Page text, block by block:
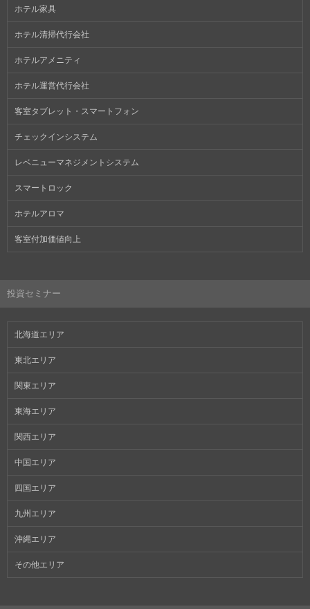
ホテル家具
ホテル清掃代行会社
ホテルアメニティ
ホテル運営代行会社
客室タブレット・スマートフォン
チェックインシステム
レベニューマネジメントシステム
スマートロック
ホテルアロマ
客室付加価値向上
投資セミナー
北海道エリア
東北エリア
関東エリア
東海エリア
関西エリア
中国エリア
四国エリア
九州エリア
沖縄エリア
その他エリア